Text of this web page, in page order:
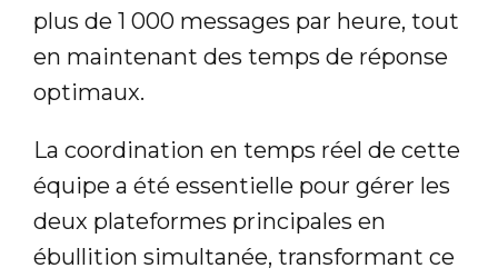
plus de 1 000 messages par heure, tout
en maintenant des temps de réponse
optimaux.
La coordination en temps réel de cette
équipe a été essentielle pour gérer les
deux plateformes principales en
ébullition simultanée, transformant ce